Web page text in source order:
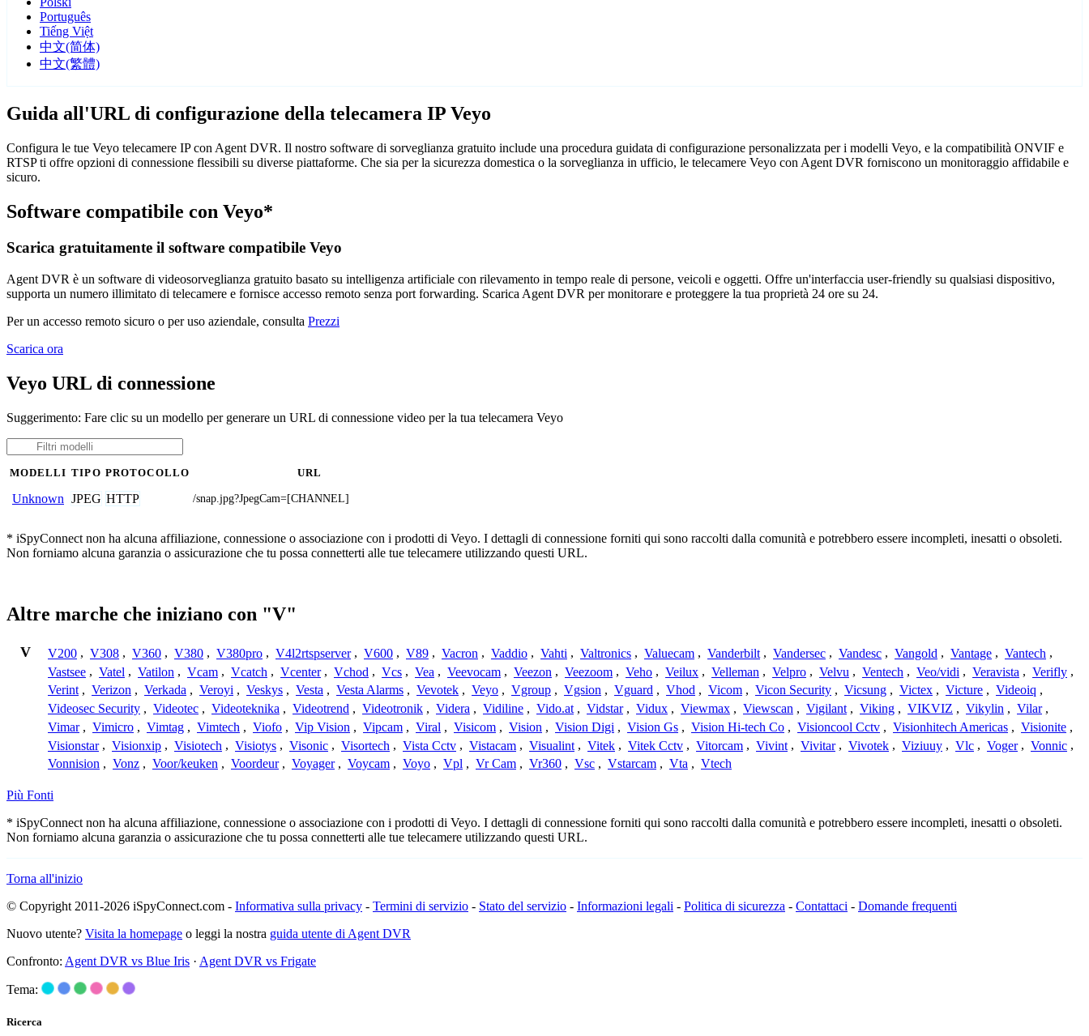
Português
Tiếng Việt
中文(简体)
中文(繁體)
Guida all'URL di configurazione della telecamera IP Veyo
Configura le tue Veyo telecamere IP con Agent DVR. Il nostro software di sorveglianza gratuito include una procedura guidata di configurazione personalizzata per i modelli Veyo, e la compatibilità ONVIF e
RTSP ti offre opzioni di connessione flessibili su diverse piattaforme. Che sia per la sicurezza domestica o la sorveglianza in ufficio, le telecamere Veyo con Agent DVR forniscono un monitoraggio affidabile e
sicuro.
Software compatibile con Veyo*
Scarica gratuitamente il software compatibile Veyo
Agent DVR è un software di videosorveglianza gratuito basato su intelligenza artificiale con rilevamento in tempo reale di persone, veicoli e oggetti. Offre un'interfaccia user-friendly su qualsiasi dispositivo,
supporta un numero illimitato di telecamere e fornisce accesso remoto senza port forwarding. Scarica Agent DVR per monitorare e proteggere la tua proprietà 24 ore su 24.
Per un accesso remoto sicuro o per uso aziendale, consulta Prezzi
Scarica ora
Veyo URL di connessione
Suggerimento: Fare clic su un modello per generare un URL di connessione video per la tua telecamera Veyo
MODELLI TIPO PROTOCOLLO URL
Unknown JPEG HTTP /snap.jpg?JpegCam=[CHANNEL]
* iSpyConnect non ha alcuna affiliazione, connessione o associazione con i prodotti di Veyo. I dettagli di connessione forniti qui sono raccolti dalla comunità e potrebbero essere incompleti, inesatti o obsoleti.
Non forniamo alcuna garanzia o assicurazione che tu possa connetterti alle tue telecamere utilizzando questi URL.
Altre marche che iniziano con "V"
V V200 , V308 , V360 , V380 , V380pro , V4l2rtspserver , V600 , V89 , Vacron , Vaddio , Vahti , Valtronics , Valuecam , Vanderbilt , Vandersec , Vandesc , Vangold , Vantage , Vantech ,
Vastsee , Vatel , Vatilon , Vcam , Vcatch , Vcenter , Vchod , Vcs , Vea , Veevocam , Veezon , Veezoom , Veho , Veilux , Velleman , Velpro , Velvu , Ventech , Veo/vidi , Veravista , Verifly ,
Verint , Verizon , Verkada , Veroyi , Veskys , Vesta , Vesta Alarms , Vevotek , Veyo , Vgroup , Vgsion , Vguard , Vhod , Vicom , Vicon Security , Vicsung , Victex , Victure , Videoiq ,
Videosec Security , Videotec , Videoteknika , Videotrend , Videotronik , Videra , Vidiline , Vido.at , Vidstar , Vidux , Viewmax , Viewscan , Vigilant , Viking , VIKVIZ , Vikylin , Vilar ,
Vimar , Vimicro , Vimtag , Vimtech , Viofo , Vip Vision , Vipcam , Viral , Visicom , Vision , Vision Digi , Vision Gs , Vision Hi-tech Co , Visioncool Cctv , Visionhitech Americas , Visionite ,
Visionstar , Visionxip , Visiotech , Visiotys , Visonic , Visortech , Vista Cctv , Vistacam , Visualint , Vitek , Vitek Cctv , Vitorcam , Vivint , Vivitar , Vivotek , Viziuuy , Vlc , Voger , Vonnic ,
Vonnision , Vonz , Voor/keuken , Voordeur , Voyager , Voycam , Voyo , Vpl , Vr Cam , Vr360 , Vsc , Vstarcam , Vta , Vtech
Più Fonti
* iSpyConnect non ha alcuna affiliazione, connessione o associazione con i prodotti di Veyo. I dettagli di connessione forniti qui sono raccolti dalla comunità e potrebbero essere incompleti, inesatti o obsoleti.
Non forniamo alcuna garanzia o assicurazione che tu possa connetterti alle tue telecamere utilizzando questi URL.
Torna all'inizio
© Copyright 2011-2026 iSpyConnect.com - Informativa sulla privacy - Termini di servizio - Stato del servizio - Informazioni legali - Politica di sicurezza - Contattaci - Domande frequenti
Nuovo utente? Visita la homepage o leggi la nostra guida utente di Agent DVR
Confronto: Agent DVR vs Blue Iris · Agent DVR vs Frigate
Tema:
Ricerca